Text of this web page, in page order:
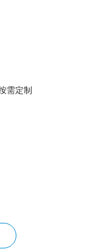
需定制